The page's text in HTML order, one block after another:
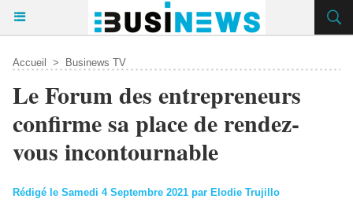
Accueil > Businews TV
Le Forum des entrepreneurs
confirme sa place de rendez-
vous incontournable
Rédigé le Samedi 4 Septembre 2021 par Elodie Trujillo